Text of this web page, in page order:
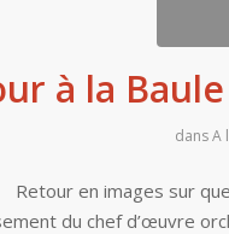
à la
dansA
Retour en images sur
du chef d’œuvre